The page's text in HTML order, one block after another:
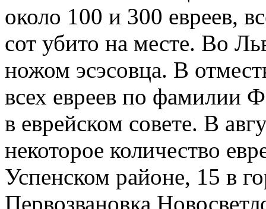
около 100 и 300 евреев,
сот убито на месте. Во
ножом эсэсовца. В
всех евреев по фамилии
в еврейском совете. В
некоторое количество
Успенском районе, 15 в
Первозвановка